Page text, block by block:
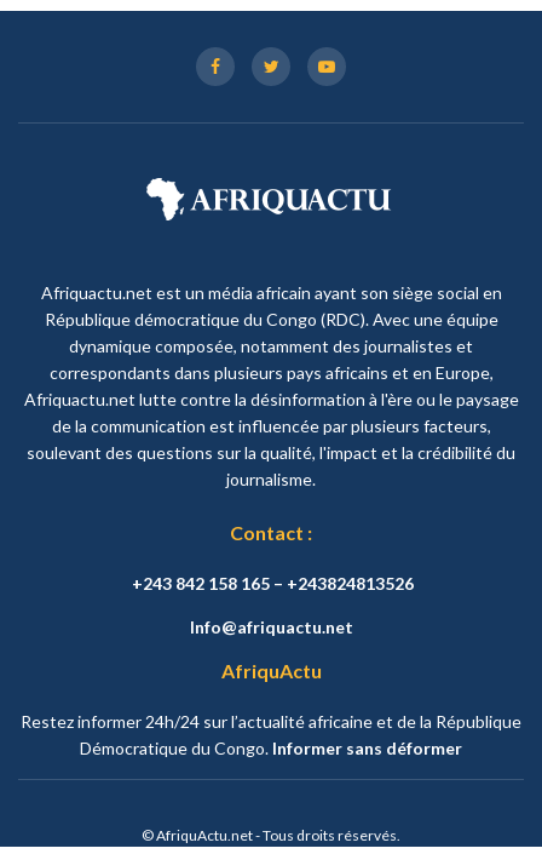
Afriquactu.net est un média africain ayant son siège social en
République démocratique du Congo (RDC). Avec une équipe
dynamique composée, notamment des journalistes et
correspondants dans plusieurs pays africains et en Europe,
Afriquactu.net lutte contre la désinformation à l'ère ou le paysage
de la communication est influencée par plusieurs facteurs,
soulevant des questions sur la qualité, l'impact et la crédibilité du
journalisme.
Contact :
+243 842 158 165 – +243824813526
Info@afriquactu.net
AfriquActu
Restez informer 24h/24 sur l’actualité africaine et de la République
Démocratique du Congo. Informer sans déformer
© AfriquActu.net - Tous droits réservés.